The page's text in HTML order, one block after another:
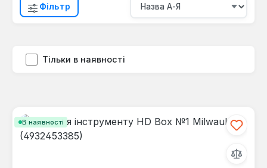
Фільтр
Тільки в наявності
В наявності